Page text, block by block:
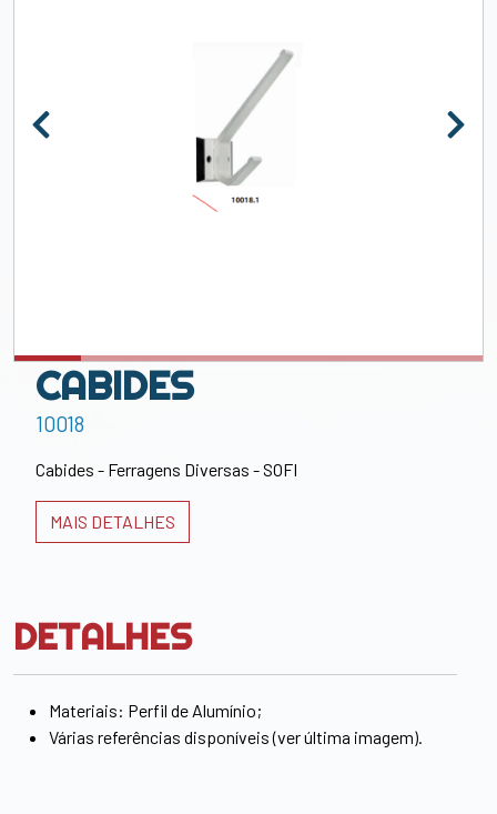
CABIDES
10018
Cabides - Ferragens Diversas - SOFI
MAIS DETALHES
DETALHES
Materiais: Perfil de Alumínio;
Várias referências disponíveis (ver última imagem).